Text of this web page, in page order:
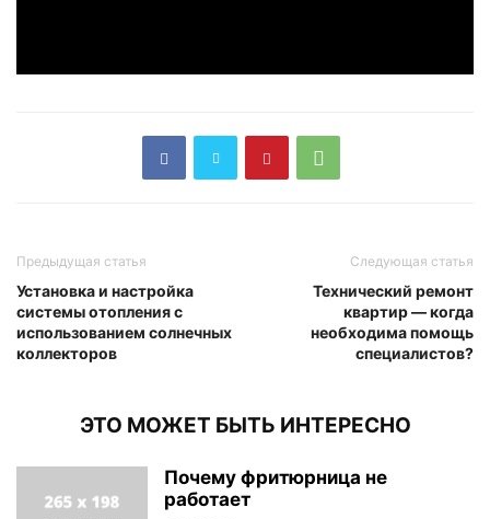
Предыдущая статья
Установка и настройка
системы отопления с
использованием солнечных
коллекторов
Следующая статья
Технический ремонт
квартир — когда
необходима помощь
специалистов?
ЭТО МОЖЕТ БЫТЬ ИНТЕРЕСНО
Почему фритюрница не
работает